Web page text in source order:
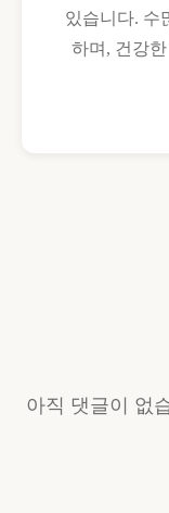
있습니다. 수
하며, 건강
아직 댓글이 없